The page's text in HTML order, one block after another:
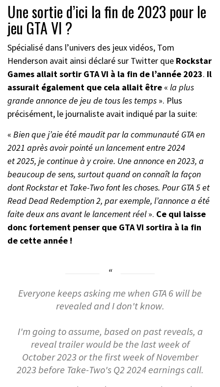
Une sortie d’ici la fin de 2023 pour le
jeu GTA VI ?
Spécialisé dans l’univers des jeux vidéos, Tom
Henderson avait ainsi déclaré sur Twitter que Rockstar
Games allait sortir GTA VI à la fin de l’année 2023. Il
assurait également que cela allait être « la plus
grande annonce de jeu de tous les temps ». Plus
précisément, le journaliste avait indiqué par la suite:
« Bien que j’aie été maudit par la communauté GTA en
2021 après avoir pointé un lancement entre 2024
et 2025, je continue à y croire. Une annonce en 2023, a
beaucoup de sens, surtout quand on connaît la façon
dont Rockstar et Take-Two font les choses. Pour GTA 5 et
Read Dead Redemption 2, par exemple, l’annonce a été
faite deux ans avant le lancement réel». Ce qui laisse
donc fortement penser que GTA VI sortira à la fin
de cette année !
Everyone keeps asking me when GTA 6 will be
revealed and I don't know.
I'm going to assume, based on past reveals, a
reveal trailer would be the last week of
October 2023 or the first week of November
2023 before Take-Two's Q2 2024 earnings call.